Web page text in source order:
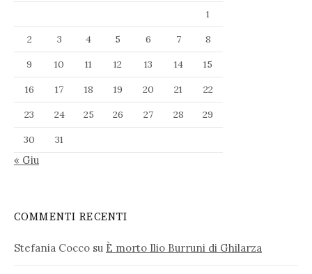
1
2
3 4 5 6 7
8
9
10 11 12 13 14
15
16
17 18 19 20 21
22
23
24 25 26 27 28
29
30
31
« Giu
COMMENTI RECENTI
Stefania Cocco su È morto Ilio Burruni di Ghilarza